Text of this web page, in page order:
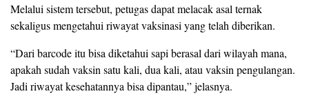
Melalui sistem tersebut, petugas dapat melacak asal ternak
sekaligus mengetahui riwayat vaksinasi yang telah diberikan.
“Dari barcode itu bisa diketahui sapi berasal dari wilayah mana,
apakah sudah vaksin satu kali, dua kali, atau vaksin pengulangan.
Jadi riwayat kesehatannya bisa dipantau,” jelasnya.